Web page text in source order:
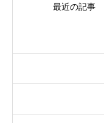
最近の記事